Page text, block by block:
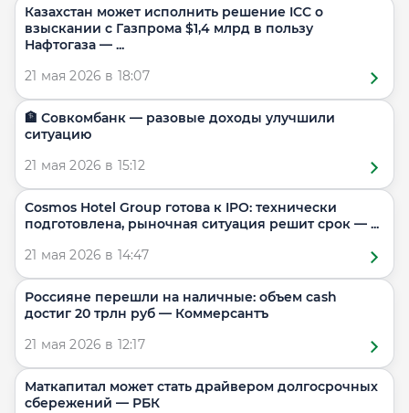
Казахстан может исполнить решение ICC о
взыскании с Газпрома $1,4 млрд в пользу
Нафтогаза — ...
21 мая 2026 в 18:07
🏦 Совкомбанк — разовые доходы улучшили
ситуацию
21 мая 2026 в 15:12
Cosmos Hotel Group готова к IPO: технически
подготовлена, рыночная ситуация решит срок — ...
21 мая 2026 в 14:47
Россияне перешли на наличные: объем cash
достиг 20 трлн руб — Коммерсантъ
21 мая 2026 в 12:17
Маткапитал может стать драйвером долгосрочных
сбережений — РБК